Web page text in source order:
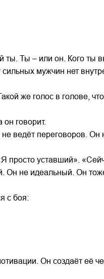
ты. Ты – или он. Кого ты
мужчин нет
же голос в голове,
он говорит.
ведёт переговоров.
уставший».
не идеальный. Он
с боя:
Он создаёт её